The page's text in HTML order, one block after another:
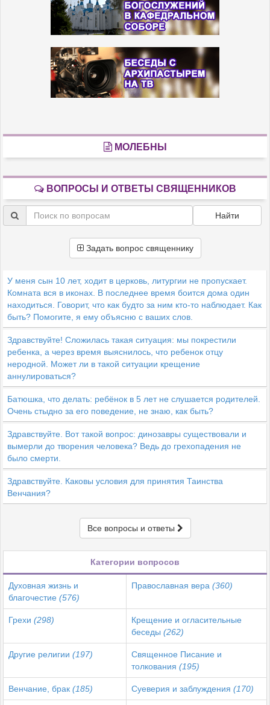
МОЛЕБНЫ
ВОПРОСЫ И ОТВЕТЫ СВЯЩЕННИКОВ
Найти
Задать вопрос священнику
У меня сын 10 лет, ходит в церковь, литургии не пропускает.
Комната вся в иконах. В последнее время боится дома один
находиться. Говорит, что как будто за ним кто-то наблюдает. Как
быть? Помогите, я ему объясню с ваших слов.
Здравствуйте! Сложилась такая ситуация: мы покрестили
ребенка, а через время выяснилось, что ребенок отцу
неродной. Может ли в такой ситуации крещение
аннулироваться?
Батюшка, что делать: ребёнок в 5 лет не слушается родителей.
Очень стыдно за его поведение, не знаю, как быть?
Здравствуйте. Вот такой вопрос: динозавры существовали и
вымерли до творения человека? Ведь до грехопадения не
было смерти.
Здравствуйте. Каковы условия для принятия Таинства
Венчания?
Все вопросы и ответы
Категории вопросов
Духовная жизнь и
благочестие (576)
Православная вера (360)
Грехи (298)
Крещение и огласительные
беседы (262)
Другие религии (197)
Священное Писание и
толкования (195)
Венчание, брак (185) Суеверия и заблуждения (170)